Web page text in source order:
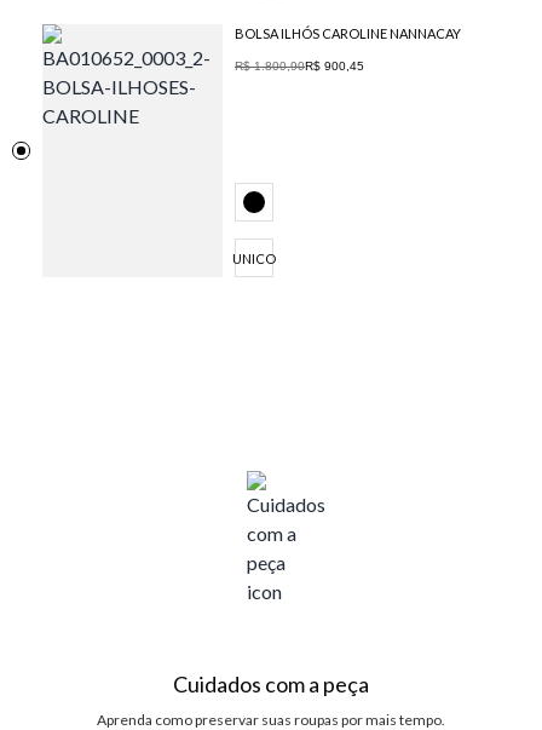
BOLSA ILHÓS CAROLINE NANNACAY
R$ 1.800,90R$ 900,45
UNICO
Cuidados com a peça
Aprenda como preservar suas roupas por mais tempo.